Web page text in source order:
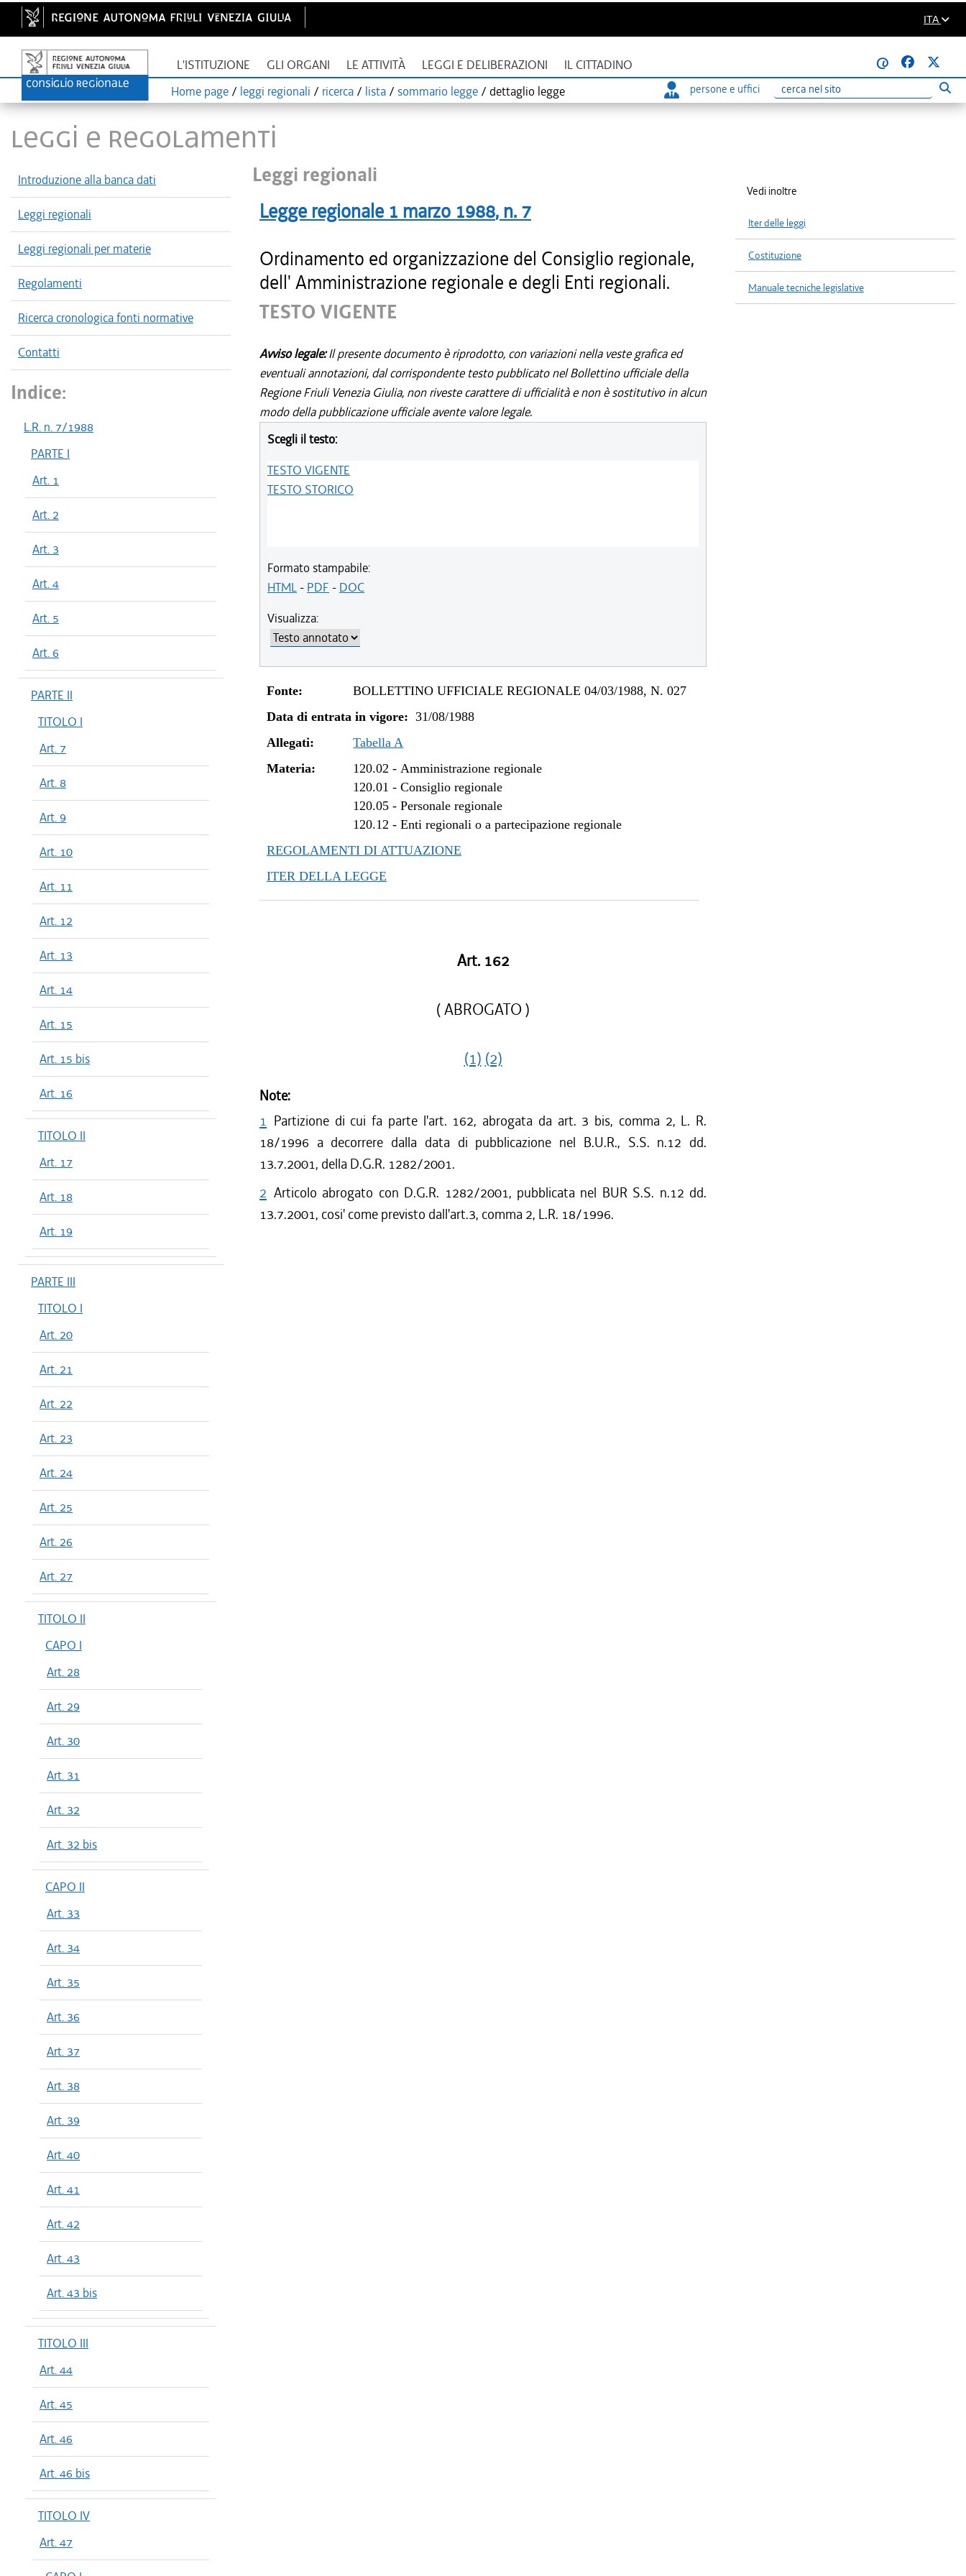
ITA
L'ISTITUZIONE GLI ORGANI LE ATTIVITÀ LEGGI E DELIBERAZIONI IL CITTADINO
@
Home page / leggi regionali / ricerca / lista / sommario legge / dettaglio legge persone e uffici
Ricerca
LEGGI E REGOLAMENTI
Introduzione alla banca dati
Leggi regionali
Leggi regionali per materie
Regolamenti
Ricerca cronologica fonti normative
Contatti
Indice:
L.R. n. 7/1988
PARTE I
Art. 1
Art. 2
Art. 3
Art. 4
Art. 5
Art. 6
PARTE II
TITOLO I
Art. 7
Art. 8
Art. 9
Art. 10
Art. 11
Art. 12
Art. 13
Art. 14
Art. 15
Art. 15 bis
Art. 16
TITOLO II
Art. 17
Art. 18
Art. 19
PARTE III
TITOLO I
Art. 20
Art. 21
Art. 22
Art. 23
Art. 24
Art. 25
Art. 26
Art. 27
TITOLO II
CAPO I
Art. 28
Art. 29
Art. 30
Art. 31
Art. 32
Art. 32 bis
CAPO II
Art. 33
Art. 34
Art. 35
Art. 36
Art. 37
Art. 38
Art. 39
Art. 40
Art. 41
Art. 42
Art. 43
Art. 43 bis
TITOLO III
Art. 44
Art. 45
Art. 46
Art. 46 bis
TITOLO IV
Art. 47
Leggi regionali
Legge regionale 1 marzo 1988, n. 7
Ordinamento ed organizzazione del Consiglio regionale,
dell' Amministrazione regionale e degli Enti regionali.
TESTO VIGENTE
Avviso legale:Il presente documento è riprodotto, con variazioni nella veste grafica ed
eventuali annotazioni, dal corrispondente testo pubblicato nel Bollettino ufficiale della
Regione Friuli Venezia Giulia, non riveste carattere di ufficialità e non è sostitutivo in alcun
modo della pubblicazione ufficiale avente valore legale.
Scegli il testo:
TESTO VIGENTE
TESTO STORICO
Formato stampabile:
HTML- PDF - DOC
Visualizza:
Fonte:
BOLLETTINO UFFICIALE REGIONALE 04/03/1988, N. 027
Data di entrata in vigore: 31/08/1988
Allegati:
Tabella A
Materia:
120.02 -Amministrazione regionale
120.01 -Consiglio regionale
120.05 -Personale regionale
120.12 -Enti regionali o a partecipazione regionale
REGOLAMENTI DI ATTUAZIONE
ITER DELLA LEGGE
Art. 162
( ABROGATO )
(1) (2)
Note:
1 Partizione di cui fa parte l'art. 162, abrogata da art. 3 bis, comma 2, L. R.
18/1996 a decorrere dalla data di pubblicazione nel B.U.R., S.S. n.12 dd.
13.7.2001, della D.G.R. 1282/2001.
2 Articolo abrogato con D.G.R. 1282/2001, pubblicata nel BUR S.S. n.12 dd.
13.7.2001, cosi' come previsto dall'art.3, comma 2, L.R. 18/1996.
Vedi inoltre
Iter delle leggi
Costituzione
Manuale tecniche legislative